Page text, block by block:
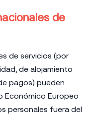
de
de servicios (por
de alojamiento
pagos) pueden
Económico Europeo
personales fuera del